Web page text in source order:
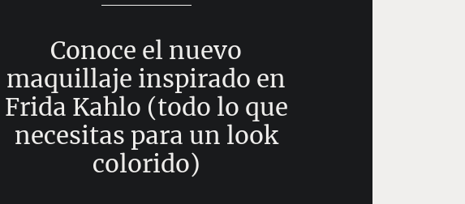
Conoce el nuevo
maquillaje inspirado en
Frida Kahlo (todo lo que
necesitas para un look
colorido)